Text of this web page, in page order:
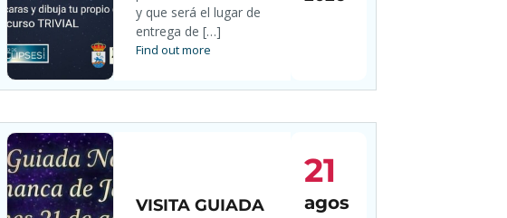
y que será el lugar de
entrega de […]
Find out more
VISITA GUIADA
21
agos